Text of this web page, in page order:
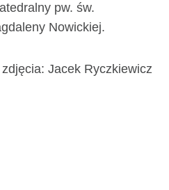
pw. św.
Nowickiej.
Jacek Ryczkiewicz